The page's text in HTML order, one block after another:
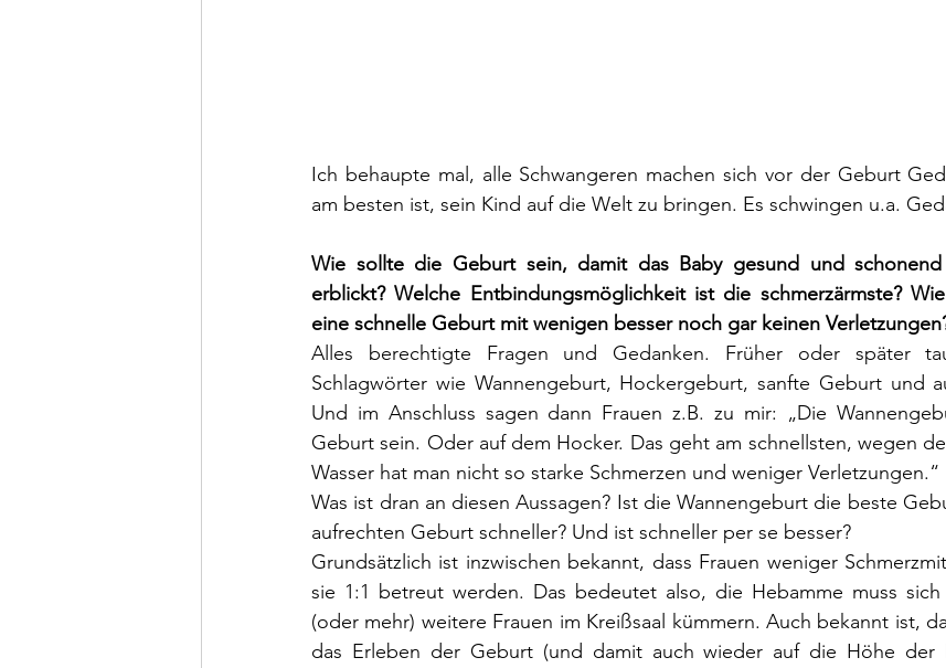
Ich behaupte mal, alle Schwangeren machen sich vor der Geburt
am besten ist, sein Kind auf die Welt zu bringen. Es schwingen u.a.
Wie sollte die Geburt sein, damit das Baby gesund und
erblickt? Welche Entbindungsmöglichkeit ist die schmerzärmste?
eine schnelle Geburt mit wenigen besser noch gar keinen
Alles berechtigte Fragen und Gedanken. Früher oder später
Schlagwörter wie Wannengeburt, Hockergeburt, sanfte Geburt und
Und im Anschluss sagen dann Frauen z.B. zu mir: „Die
Geburt sein. Oder auf dem Hocker. Das geht am schnellsten, wegen
Wasser hat man nicht so starke Schmerzen und weniger Verletzungen.“
Was ist dran an diesen Aussagen? Ist die Wannengeburt die beste
aufrechten Geburt schneller? Und ist schneller per se besser?
Grundsätzlich ist inzwischen bekannt, dass Frauen weniger
sie 1:1 betreut werden. Das bedeutet also, die Hebamme muss
(oder mehr) weitere Frauen im Kreißsaal kümmern. Auch bekannt ist,
das Erleben der Geburt (und damit auch wieder auf die Höhe der